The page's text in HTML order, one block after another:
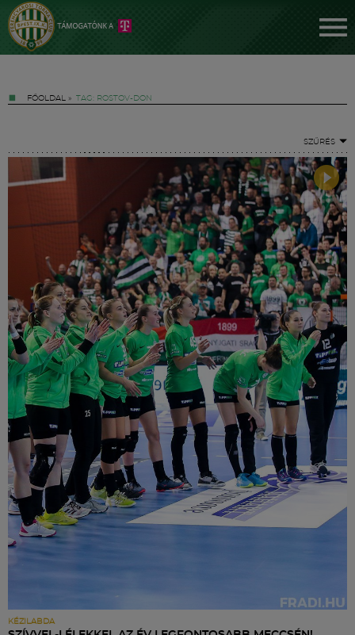
FŐOLDAL » TAG: ROSTOV-DON
SZŰRÉS
KÉZILABDA
FM YouTube +
Hírek
Labdarúgás
Szakosztályok
Meccscenter
Klub
Szolgáltatások
Shop